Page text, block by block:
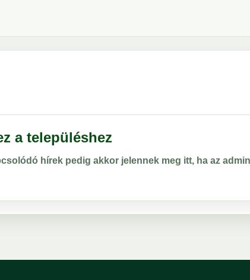
a településhez
hírek pedig akkor jelennek meg itt, ha az